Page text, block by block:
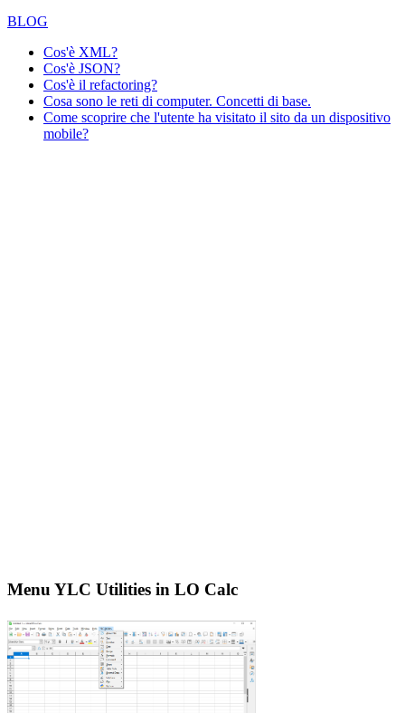
BLOG
Cos'è XML?
Cos'è JSON?
Cos'è il refactoring?
Cosa sono le reti di computer. Concetti di base.
Come scoprire che l'utente ha visitato il sito da un dispositivo
mobile?
Menu YLC Utilities in LO Calc